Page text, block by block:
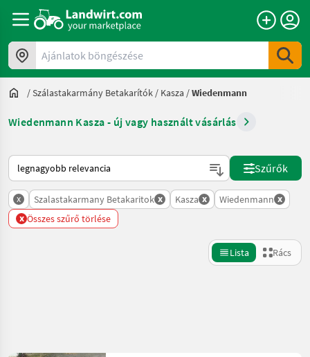
Ajánlatok böngészése
/Szálastakarmány Betakarítók / Kasza /Wiedenmann
Wiedenmann Kasza - új vagy használt vásárlás
Így van sorba rendezve a Landwirt.com-on
Szűrők
x Szalastakarmany Betakaritok x Kasza x Wiedenmann x
x Összes szűrő törlése
Lista Rács